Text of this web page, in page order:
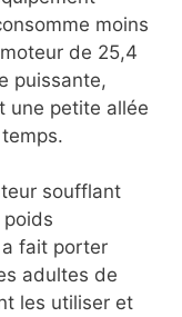
moins
de 25,4
puissante,
une petite allée
soufflant
poids
fait porter
adultes de
les utiliser et